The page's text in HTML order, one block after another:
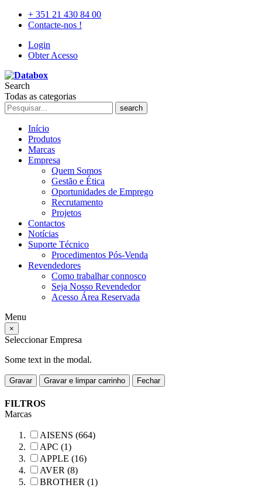
+ 351 21 430 84 00
Contacte-nos !
Login
Obter Acesso
Search
Todas as categorias
search
Início
Produtos
Marcas
Empresa
Quem Somos
Gestão e Ética
Oportunidades de Emprego
Recrutamento
Projetos
Contactos
Notícias
Suporte Técnico
Procedimentos Pós-Venda
Revendedores
Como trabalhar connosco
Seja Nosso Revendedor
Acesso Área Reservada
Menu
×
Seleccionar Empresa
Some text in the modal.
Gravar Gravar e limpar carrinho Fechar
FILTROS
Marcas
AISENS (664)
APC (1)
APPLE (16)
AVER (8)
BROTHER (1)